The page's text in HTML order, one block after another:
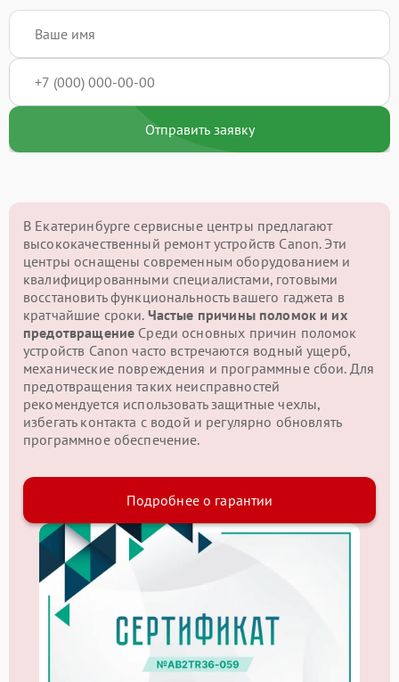
Отправить заявку
В Екатеринбурге сервисные центры предлагают
высококачественный ремонт устройств Canon. Эти
центры оснащены современным оборудованием и
квалифицированными специалистами, готовыми
восстановить функциональность вашего гаджета в
кратчайшие сроки. Частые причины поломок и их
предотвращение Среди основных причин поломок
устройств Canon часто встречаются водный ущерб,
механические повреждения и программные сбои. Для
предотвращения таких неисправностей
рекомендуется использовать защитные чехлы,
избегать контакта с водой и регулярно обновлять
программное обеспечение.
Подробнее о гарантии